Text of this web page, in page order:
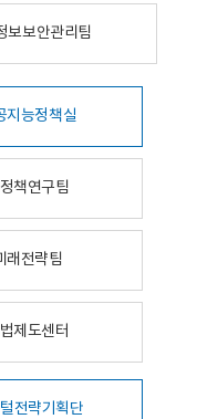
보보안관리팀
지능정책실
책연구팀
래전략팀
제도센터
전략기획단